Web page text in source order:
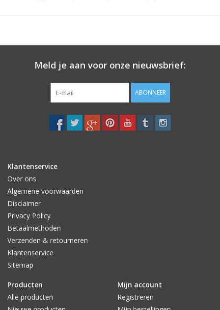
Meld je aan voor onze nieuwsbrief:
ABONNEER
Klantenservice
Over ons
Algemene voorwaarden
Disclaimer
Privacy Policy
Betaalmethoden
Verzenden & retourneren
Klantenservice
Sitemap
Producten
Alle producten
Mijn account
Registreren